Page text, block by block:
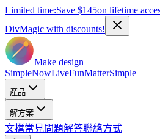
Limited time:Save $145on lifetime
DivMagic with discounts!
Make design
SimpleNowLiveFunMatterSimple
產品
解方案
文檔常見問題解答聯絡方式